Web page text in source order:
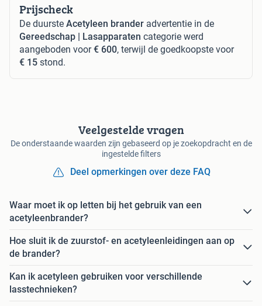
Prijscheck
De duurste Acetyleen brander advertentie in de
Gereedschap | Lasapparaten categorie werd
aangeboden voor€ 600, terwijl de goedkoopste voor
€ 15 stond.
Veelgestelde vragen
De onderstaande waarden zijn gebaseerd op je zoekopdracht en de
ingestelde filters
Deel opmerkingen over deze FAQ
Waar moet ik op letten bij het gebruik van een
acetyleenbrander?
Hoe sluit ik de zuurstof- en acetyleenleidingen aan op
de brander?
Kan ik acetyleen gebruiken voor verschillende
lasstechnieken?